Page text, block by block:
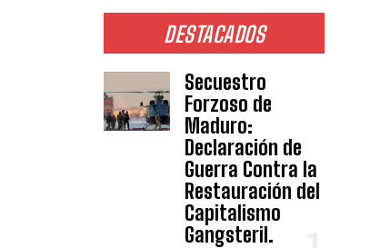
DESTACADOS
Secuestro
Forzoso de
Maduro:
Declaración de
Guerra Contra la
Restauración del
Capitalismo
Gangsteril.